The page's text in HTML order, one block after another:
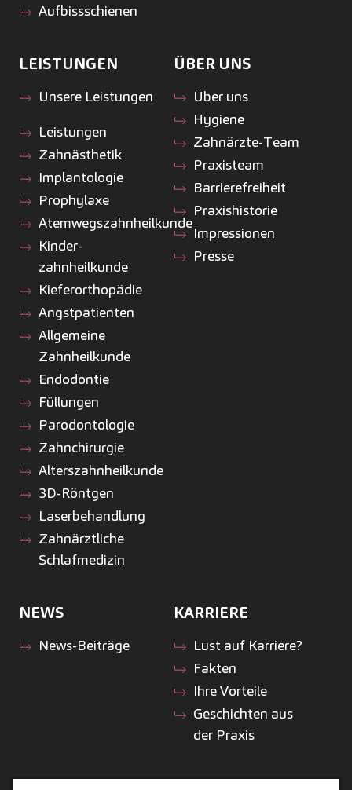
Aufbissschienen
LEISTUNGEN
Unsere Leistungen
Leistungen
Zahnästhetik
Implantologie
Prophylaxe
Atemwegszahnheilkunde
Kinder­
zahnheilkunde
Kiefer­orthopädie
Angstpatienten
Allgemeine
Zahnheilkunde
Endodontie
Füllungen
Parodontologie
Zahnchirurgie
Alterszahnheilkunde
3D-Röntgen
Laserbehandlung
Zahnärztliche
Schlafmedizin
ÜBER UNS
Über uns
Hygiene
Zahnärzte-Team
Praxisteam
Barrierefreiheit
Praxishistorie
Impressionen
Presse
NEWS
News-Beiträge
KARRIERE
Lust auf Karriere?
Fakten
Ihre Vorteile
Geschichten aus
der Praxis